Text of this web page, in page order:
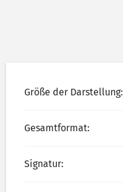
Größe der Darstellung:
Gesamtformat:
Signatur: